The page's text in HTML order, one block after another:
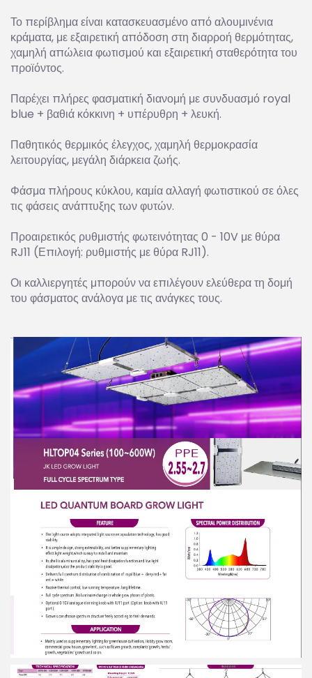
Το περίβλημα είναι κατασκευασμένο από αλουμινένια
κράματα, με εξαιρετική απόδοση στη διαρροή θερμότητας,
χαμηλή απώλεια φωτισμού και εξαιρετική σταθερότητα του
προϊόντος.
Παρέχει πλήρες φασματική διανομή με συνδυασμό royal
blue + βαθιά κόκκινη + υπέρυθρη + λευκή.
Παθητικός θερμικός έλεγχος, χαμηλή θερμοκρασία
λειτουργίας, μεγάλη διάρκεια ζωής.
Φάσμα πλήρους κύκλου, καμία αλλαγή φωτιστικού σε όλες
τις φάσεις ανάπτυξης των φυτών.
Προαιρετικός ρυθμιστής φωτεινότητας 0 - 10V με θύρα
RJ11 (Επιλογή: ρυθμιστής με θύρα RJ11).
Οι καλλιεργητές μπορούν να επιλέγουν ελεύθερα τη δομή
του φάσματος ανάλογα με τις ανάγκες τους.